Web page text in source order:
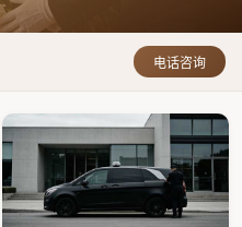
电话咨询